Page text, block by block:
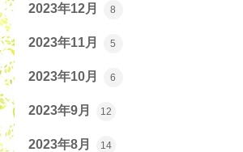
2023年12月 8
2023年11月 5
2023年10月 6
2023年9月 12
2023年8月 14